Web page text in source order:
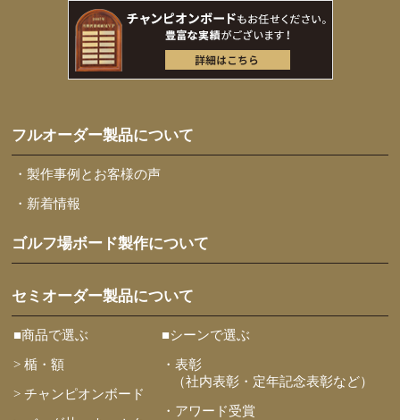
フルオーダー製品について
・製作事例とお客様の声
・新着情報
ゴルフ場ボード製作について
セミオーダー製品について
■商品で選ぶ
> 楯・額
> チャンピオンボード
■シーンで選ぶ
・表彰
（社内表彰・定年記念表彰など）
・アワード受賞